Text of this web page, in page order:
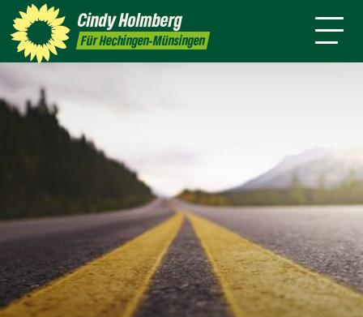
CindyHolmberg
Für Hechingen-Münsingen
Presse Kontakt
mich